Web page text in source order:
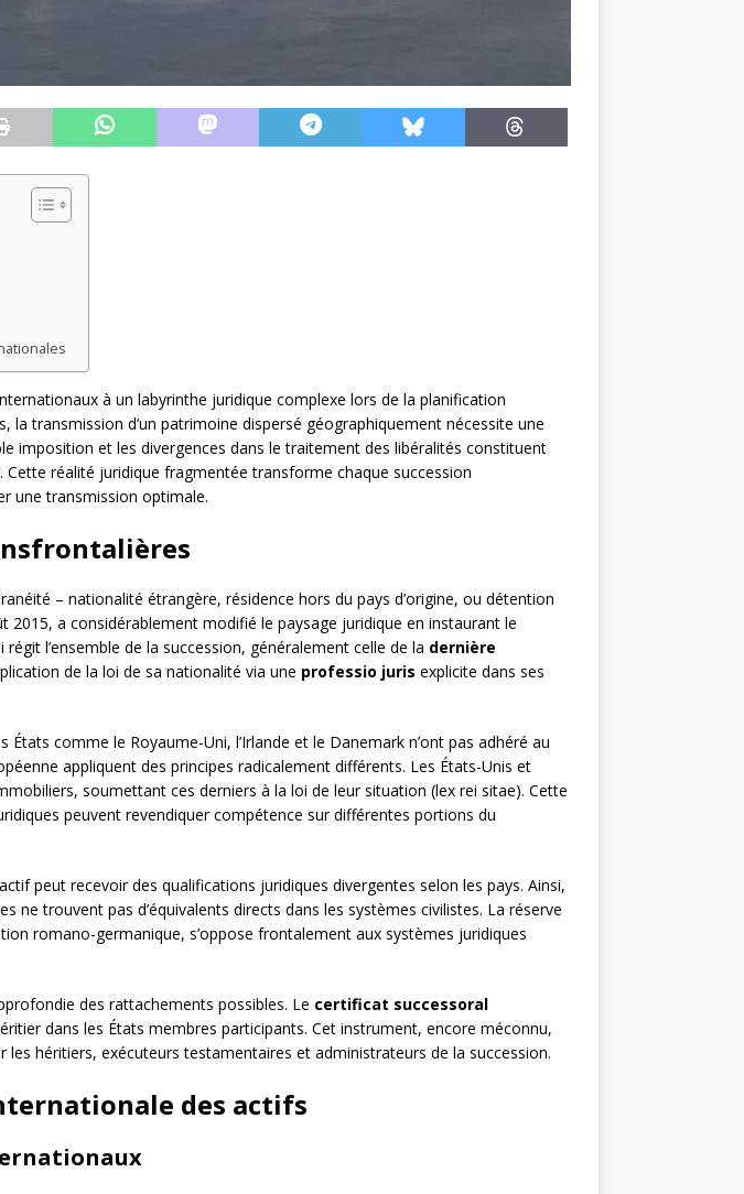
à un labyrinthe juridique complexe lors de la planification
transmission d’un patrimoine dispersé géographiquement nécessite une
imposition et les divergences dans le traitement des libéralités constituent
réalité juridique fragmentée transforme chaque succession
une transmission optimale.
– nationalité étrangère, résidence hors du pays d’origine, ou détention
2015, a considérablement modifié le paysage juridique en instaurant le
l’ensemble de la succession, généralement celle de la dernière
de la loi de sa nationalité via une professio juris explicite dans ses
comme le Royaume-Uni, l’Irlande et le Danemark n’ont pas adhéré au
appliquent des principes radicalement différents. Les États-Unis et
soumettant ces derniers à la loi de leur situation (lex rei sitae). Cette
peuvent revendiquer compétence sur différentes portions du
peut recevoir des qualifications juridiques divergentes selon les pays. Ainsi,
trouvent pas d’équivalents directs dans les systèmes civilistes. La réserve
romano-germanique, s’oppose frontalement aux systèmes juridiques
des rattachements possibles. Le certificat successoral
dans les États membres participants. Cet instrument, encore méconnu,
héritiers, exécuteurs testamentaires et administrateurs de la succession.
des actifs